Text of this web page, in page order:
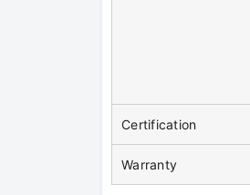
Certification
Warranty